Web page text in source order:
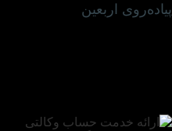
پیاده‌روی اربعین